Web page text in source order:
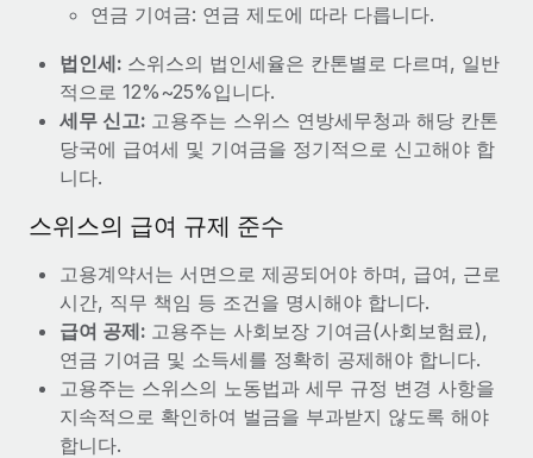
연금 기여금: 연금 제도에 따라 다릅니다.
법인세: 스위스의 법인세율은 칸톤별로 다르며, 일반
적으로 12%~25%입니다.
세무 신고: 고용주는 스위스 연방세무청과 해당 칸톤
당국에 급여세 및 기여금을 정기적으로 신고해야 합
니다.
스위스의 급여 규제 준수
고용계약서는 서면으로 제공되어야 하며, 급여, 근로
시간, 직무 책임 등 조건을 명시해야 합니다.
급여 공제: 고용주는 사회보장 기여금(사회보험료),
연금 기여금 및 소득세를 정확히 공제해야 합니다.
고용주는 스위스의 노동법과 세무 규정 변경 사항을
지속적으로 확인하여 벌금을 부과받지 않도록 해야
합니다.